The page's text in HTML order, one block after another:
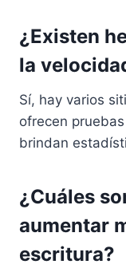
¿Existen
la
Sí, hay varios
ofrecen
brindan
¿Cuáles
aumentar
escritura?